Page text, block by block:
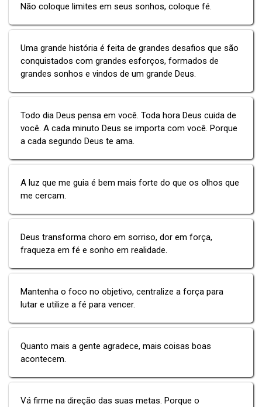
Não coloque limites em seus sonhos, coloque fé.
Uma grande história é feita de grandes desafios que são
conquistados com grandes esforços, formados de
grandes sonhos e vindos de um grande Deus.
Todo dia Deus pensa em você. Toda hora Deus cuida de
você. A cada minuto Deus se importa com você. Porque
a cada segundo Deus te ama.
A luz que me guia é bem mais forte do que os olhos que
me cercam.
Deus transforma choro em sorriso, dor em força,
fraqueza em fé e sonho em realidade.
Mantenha o foco no objetivo, centralize a força para
lutar e utilize a fé para vencer.
Quanto mais a gente agradece, mais coisas boas
acontecem.
Vá firme na direção das suas metas. Porque o